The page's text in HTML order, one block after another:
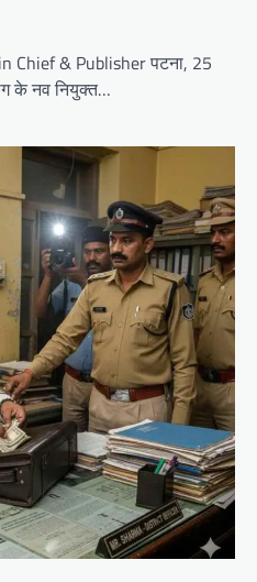
Chief & Publisher पटना, 25
के नव नियुक्त…